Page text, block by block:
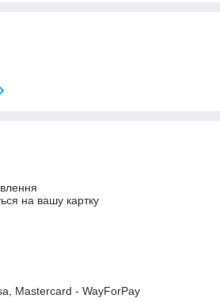
на вашу картку
Mastercard - WayForPay